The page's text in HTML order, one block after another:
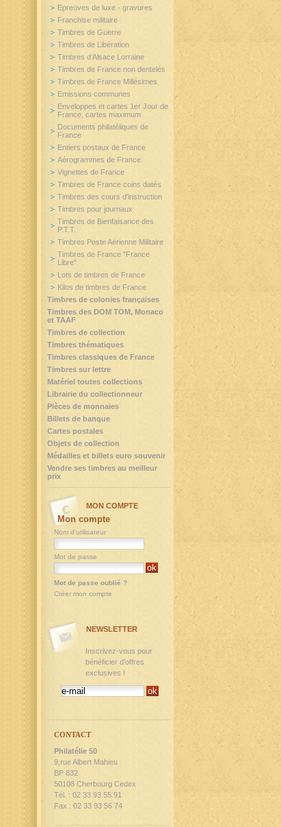
Epreuves de luxe - gravures
Franchise militaire
Timbres de Guerre
Timbres de Libération
Timbres d'Alsace Lorraine
Timbres de France non dentelés
Timbres de France Millésimes
Emissions communes
Enveloppes et cartes 1er Jour de
France, cartes maximum
Documents philatéliques de
France
Entiers postaux de France
Aérogrammes de France
Vignettes de France
Timbres de France coins datés
Timbres des cours d'instruction
Timbres pour journaux
Timbres de Bienfaisance des
P.T.T.
Timbres Poste Aérienne Militaire
Timbres de France "France
Libre"
Lots de timbres de France
Kilos de timbres de France
Timbres de colonies françaises
Timbres des DOM TOM, Monaco
et TAAF
Timbres de collection
Timbres thématiques
Timbres classiques de France
Timbres sur lettre
Matériel toutes collections
Librairie du collectionneur
Pièces de monnaies
Billets de banque
Cartes postales
Objets de collection
Médailles et billets euro souvenir
Vendre ses timbres au meilleur
prix
MON COMPTE
Mon compte
Nom d'utilisateur
Mot de passe
Mot de passe oublié ?
Créer mon compte
NEWSLETTER
Inscrivez-vous pour
bénéficier d'offres
exclusives !
CONTACT
Philatélie 50
9,rue Albert Mahieu
BP 832
50108 Cherbourg Cedex
Tél. : 02 33 93 55 91
Fax : 02 33 93 56 74